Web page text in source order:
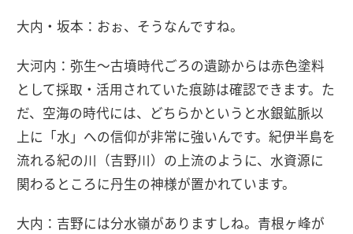
大内・坂本：おぉ、そうなんですね。
大河内：弥生〜古墳時代ごろの遺跡からは赤色塗料
として採取・活用されていた痕跡は確認できます。た
だ、空海の時代には、どちらかというと水銀鉱脈以
上に「水」への信仰が非常に強いんです。紀伊半島を
流れる紀の川（吉野川）の上流のように、水資源に
関わるところに丹生の神様が置かれています。
大内：吉野には分水嶺がありますしね。青根ヶ峰が